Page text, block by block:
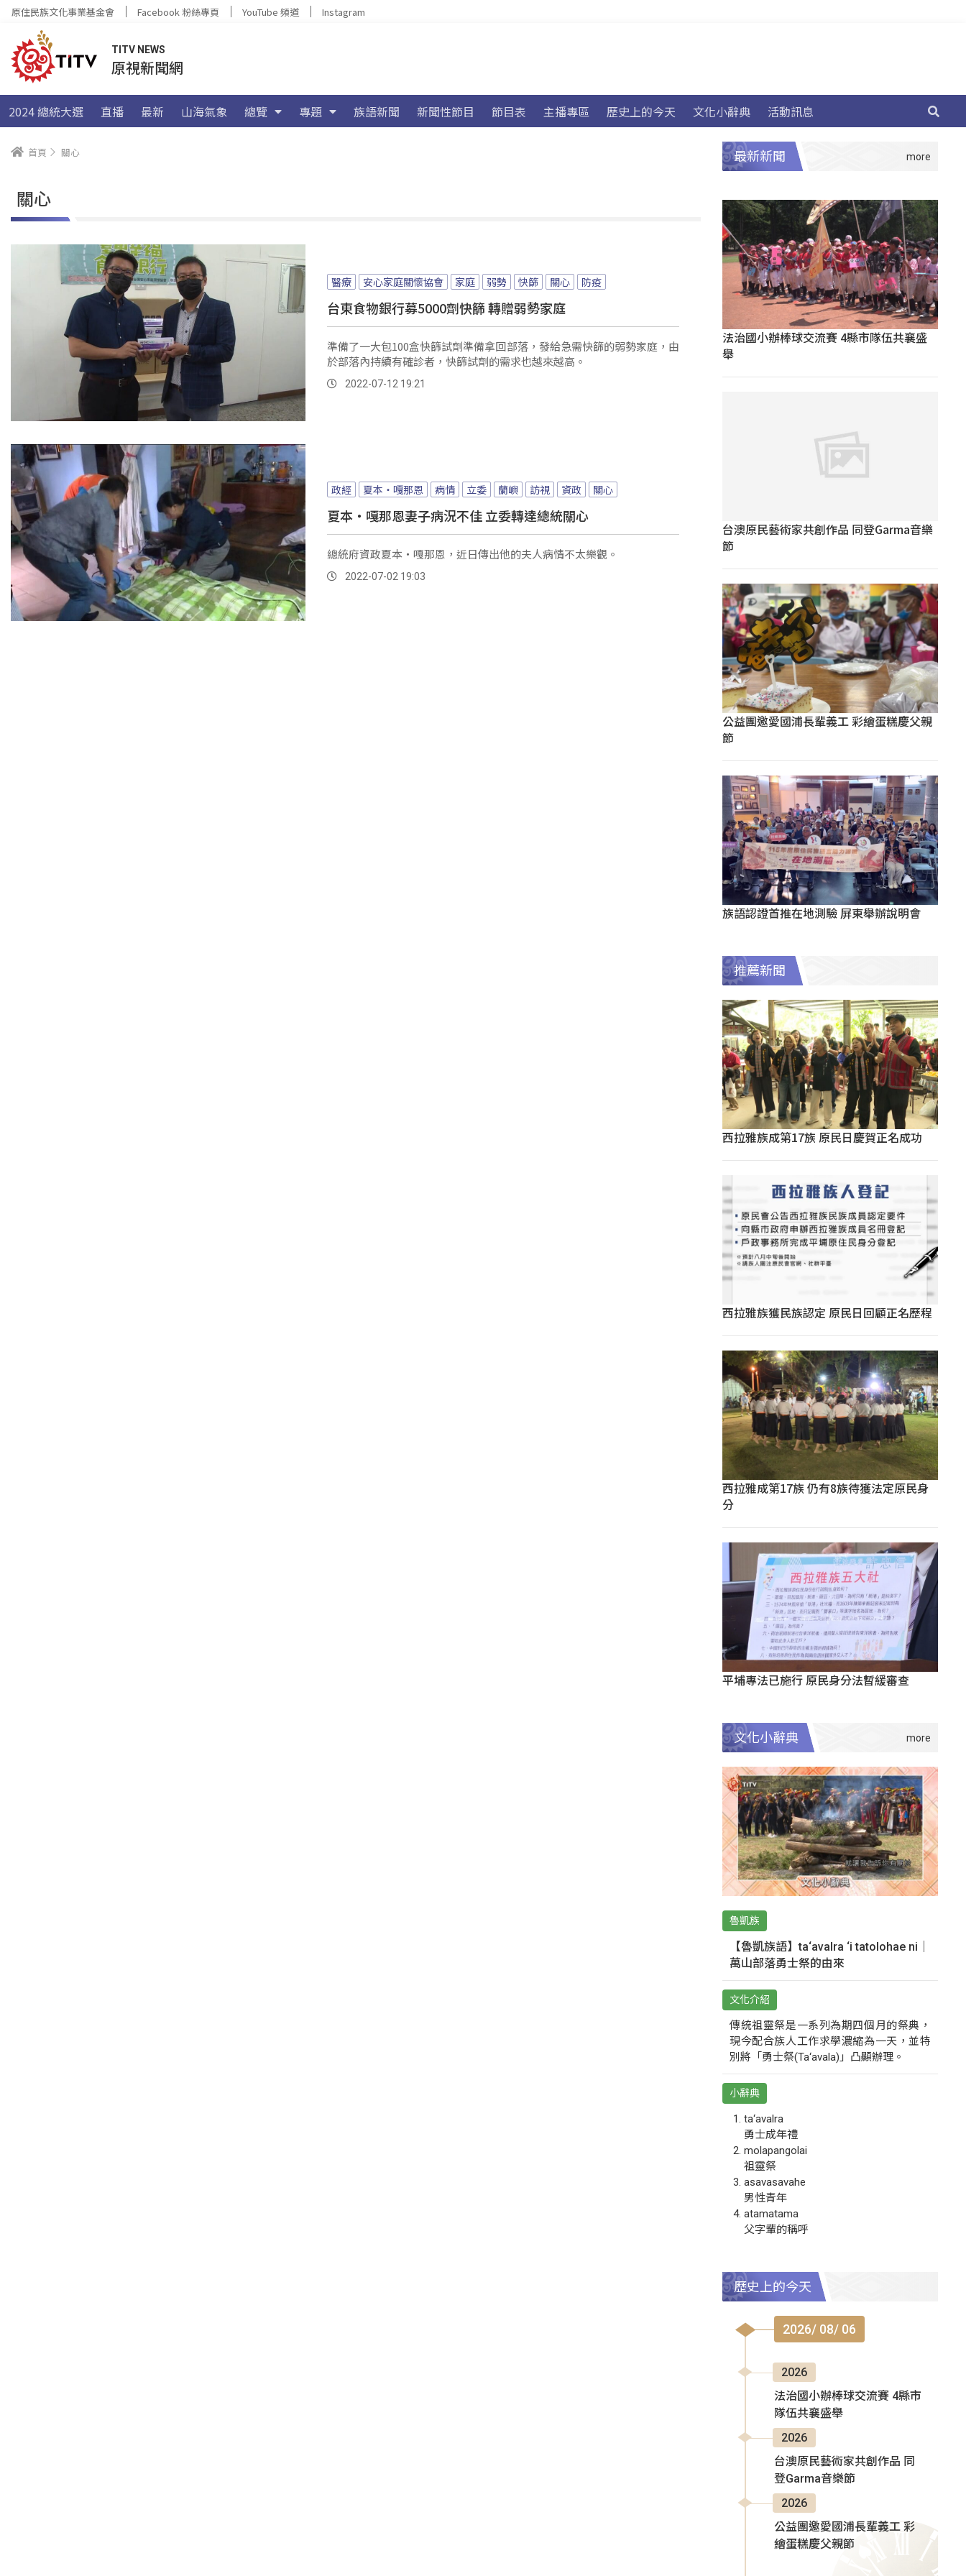
原住民族文化事業基金會 Facebook 粉絲專頁 YouTube 頻道 Instagram
TITV NEWS
原視新聞網
2024 總統大選 直播 最新 山海氣象 總覽 專題 族語新聞 新聞性節目 節目表 主播專區 歷史上的今天 文化小辭典 活動訊息
首頁 關心
關心
醫療 安心家庭關懷協會 家庭 弱勢 快篩 關心 防疫
台東食物銀行募5000劑快篩 轉贈弱勢家庭
準備了一大包100盒快篩試劑準備拿回部落，發給急需快篩的弱勢家庭，由
於部落內持續有確診者，快篩試劑的需求也越來越高。
2022-07-12 19:21
政經 夏本‧嘎那恩 病情 立委 蘭嶼 訪視 資政 關心
夏本‧嘎那恩妻子病況不佳 立委轉達總統關心
總統府資政夏本‧嘎那恩，近日傳出他的夫人病情不太樂觀。
2022-07-02 19:03
最新新聞
法治國小辦棒球交流賽 4縣市隊伍共襄盛
舉
台澳原民藝術家共創作品 同登Garma音樂
節
公益團邀愛國浦長輩義工 彩繪蛋糕慶父親
節
族語認證首推在地測驗 屏東舉辦說明會
推薦新聞
西拉雅族成第17族 原民日慶賀正名成功
西拉雅族獲民族認定 原民日回顧正名歷程
西拉雅成第17族 仍有8族待獲法定原民身
分
平埔專法已施行 原民身分法暫緩審查
文化小辭典
魯凱族
【魯凱族語】ta‘avalra ‘i tatolohae ni｜
萬山部落勇士祭的由來
文化介紹
傳統祖靈祭是一系列為期四個月的祭典，
現今配合族人工作求學濃縮為一天，並特
別將「勇士祭(Ta‘avala)」凸顯辦理。
小辭典
ta‘avalra
勇士成年禮
molapangolai
祖靈祭
asavasavahe
男性青年
atamatama
父字輩的稱呼
歷史上的今天
2026/ 08/ 06
2026
法治國小辦棒球交流賽 4縣市
隊伍共襄盛舉
2026
台澳原民藝術家共創作品 同
登Garma音樂節
2026
公益團邀愛國浦長輩義工 彩
繪蛋糕慶父親節